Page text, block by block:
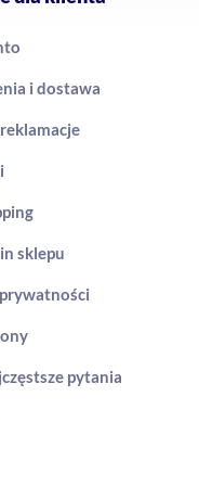
i dostawa
sklepu
pytania